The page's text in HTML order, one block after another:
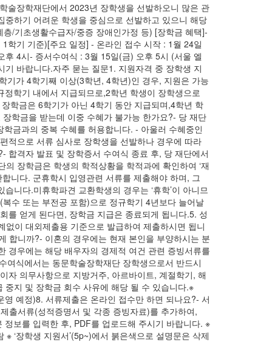
술장학재단에서 2023년 장학생을 선발하오니 많은 관
하기 어려운 학생을 중심으로 선발하고 있으니 해당
/기초생활수급자/중증 장애인가정 등) [장학금 혜택]-
학기 기준)[주요 일정] - 온라인 접수 시작 : 1월 24일
4시- 증서수여식 : 3월 15일(금) 오후 5시 (서울 엘
바랍니다.자주 묻는 질문1. 지원자격 중 장학생 지
기가 4학기째 이상(3학년, 4학년)인 경우, 지원은 가능
학기 내에서 지급되므로,2학년 학생이 장학생으로
학금은 6학기가 아닌 4학기 동안 지급되며,4학년 학
학금을 받는데 이중 수혜가 불가능 한가요?- 당 재단
금과의 중복 수혜를 허용합니다. - 아울러 수혜중인
적으로 서류 심사로 장학생을 선발하나 경우에 따라
합격자 발표 및 장학증서 수여식 종료 후, 당 재단에서
장학금은 학생의 학적상황을 학적과에 확인하여 ‘재
니다. 군휴학시 입영관련 서류를 제출해야 하며, 그
니다.미휴학파견 교환학생의 경우는 ‘휴학’이 아니므
수 또는 부전공 포함)으로 정규학기 4년보다 늘어날
를 얻게 된다면, 장학금 지급은 종료되게 됩니다.5. 성
이 대외제출용 기준으로 발급하여 제출하시면 됩니
합니까?- 이혼의 경우에는 현재 본인을 부양하시는 분
경우에는 해당 배우자의 경제적 여건 관련 증빙서류를
식에서는 동문학술장학재단 장학생으로서 반드시
자 의무사항으로 지방거주, 아르바이트, 계절학기, 해
지 및 장학금 회수 사유에 해당 될 수 있습니다.※
예정)8. 서류제출은 온라인 접수만 하면 되나요?- 서
출서류(성적증명서 및 각종 증빙자료)를 추가하여,
보를 입력한 후, PDF를 업로드해 주시기 바랍니다. ※
‘장학생 지원서’(5p~)에서 붉은색으로 설명문은 삭제